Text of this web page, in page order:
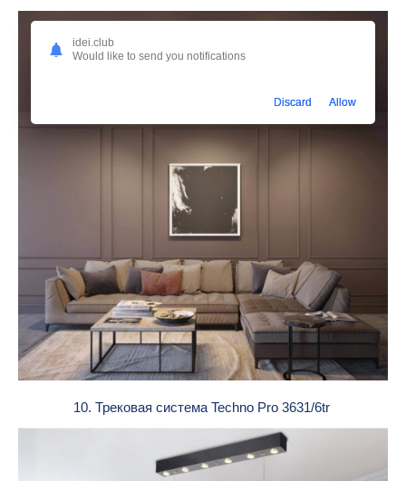
10. Трековая система Techno Pro 3631/6tr
idei.club
Would like to send you notifications
Discard Allow